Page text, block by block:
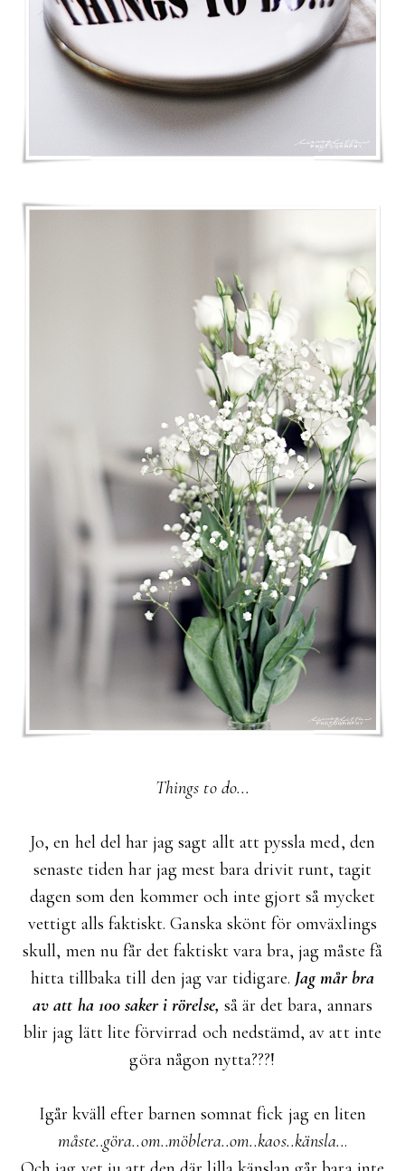
Things to do...
Jo, en hel del har jag sagt allt att pyssla med, den
senaste tiden har jag mest bara drivit runt, tagit
dagen som den kommer och inte gjort så mycket
vettigt alls faktiskt. Ganska skönt för omväxlings
skull, men nu får det faktiskt vara bra, jag måste få
hitta tillbaka till den jag var tidigare. Jag mår bra
av att ha 100 saker i rörelse, så är det bara, annars
blir jag lätt lite förvirrad och nedstämd, av att inte
göra någon nytta???!
Igår kväll efter barnen somnat fick jag en liten
måste..göra..om..möblera..om..kaos..känsla...